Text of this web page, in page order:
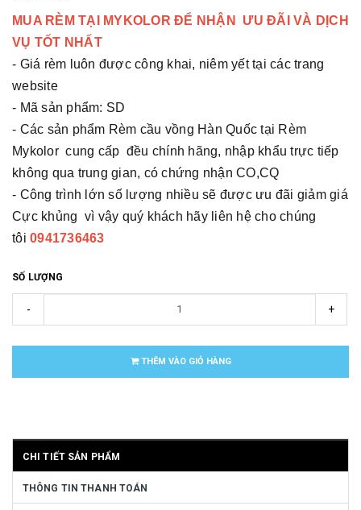
MUA RÈM TẠI MYKOLOR ĐỂ NHẬN ƯU ĐÃI VÀ DỊCH
VỤ TỐT NHẤT
- Giá rèm luôn được công khai, niêm yết tại các trang
website
- Mã sản phẩm: SD
- Các sản phẩm Rèm cầu vồng Hàn Quốc tại Rèm
Mykolor cung cấp đều chính hãng, nhập khẩu trực tiếp
không qua trung gian, có chứng nhận CO,CQ
- Công trình lớn số lượng nhiều sẽ được ưu đãi giảm giá
Cực khủng vì vậy quý khách hãy liên hệ cho chúng
tôi 0941736463
SỐ LƯỢNG
- +
THÊM VÀO GIỎ HÀNG
CHI TIẾT SẢN PHẨM
THÔNG TIN THANH TOÁN